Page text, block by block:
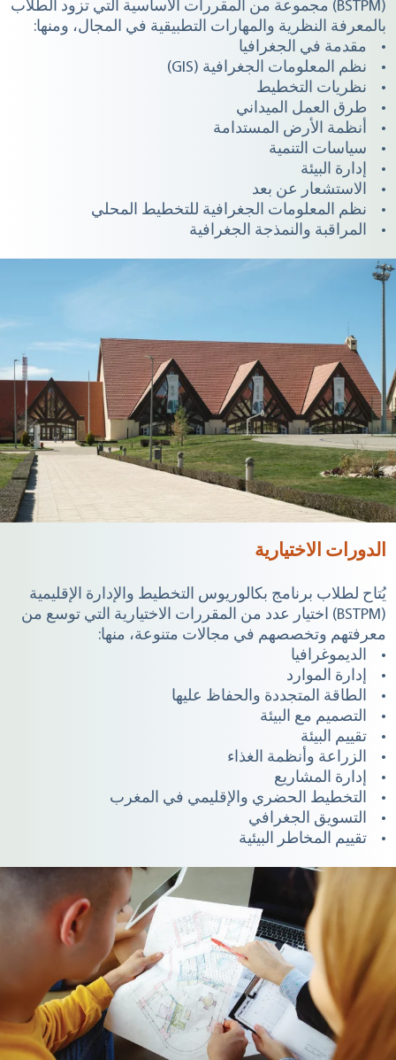
(BSTPM) مجموعة من المقررات الأساسية التي تزود الطلاب
بالمعرفة النظرية والمهارات التطبيقية في المجال، ومنها:
• مقدمة في الجغرافيا
• نظم المعلومات الجغرافية (GIS)
• نظريات التخطيط
• طرق العمل الميداني
• أنظمة الأرض المستدامة
• سياسات التنمية
• إدارة البيئة
• الاستشعار عن بعد
• نظم المعلومات الجغرافية للتخطيط المحلي
• المراقبة والنمذجة الجغرافية
الدورات الاختيارية
يُتاح لطلاب برنامج بكالوريوس التخطيط والإدارة الإقليمية
(BSTPM) اختيار عدد من المقررات الاختيارية التي توسع من
معرفتهم وتخصصهم في مجالات متنوعة، منها:
• الديموغرافيا
• إدارة الموارد
• الطاقة المتجددة والحفاظ عليها
• التصميم مع البيئة
• تقييم البيئة
• الزراعة وأنظمة الغذاء
• إدارة المشاريع
• التخطيط الحضري والإقليمي في المغرب
• التسويق الجغرافي
• تقييم المخاطر البيئية